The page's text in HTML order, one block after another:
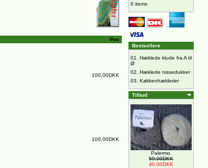
Pris
100,00DKK
100,00DKK
0 items
Bestsellere
01. Hæklede klude fra A til
Ø
02. Hæklede nissedukker
03. Køkkenhæklerier
Tilbud
Palermo.
59,00DKK
40,00DKK